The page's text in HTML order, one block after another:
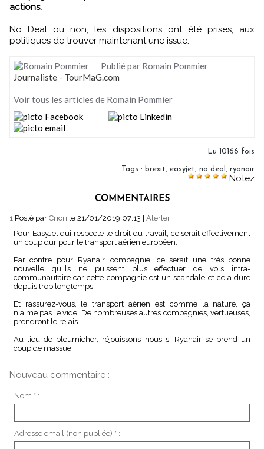
actions.
No Deal ou non, les dispositions ont été prises, aux
politiques de trouver maintenant une issue.
Publié par Romain Pommier
Journaliste - TourMaG.com
Voir tous les articles de Romain Pommier
Lu 10166 fois
Tags : brexit, easyjet, no deal , ryanair
Notez
COMMENTAIRES
1. Posté par Cricri le 21/01/2019 07:13 | Alerter
Pour EasyJet qui respecte le droit du travail, ce serait effectivement
un coup dur pour le transport aérien européen.
Par contre pour Ryanair, compagnie, ce serait une très bonne
nouvelle qu'ils ne puissent plus effectuer de vols intra-
communautaire car cette compagnie est un scandale et cela dure
depuis trop longtemps.
Et rassurez-vous, le transport aérien est comme la nature, ça
n'aime pas le vide. De nombreuses autres compagnies, vertueuses,
prendront le relais....
Au lieu de pleurnicher, réjouissons nous si Ryanair se prend un
coup de massue.
Nouveau commentaire :
Nom * :
Adresse email (non publiée) * :